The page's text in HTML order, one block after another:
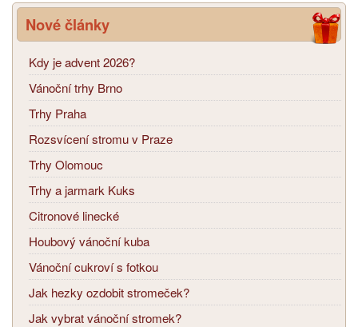
Nové články
Kdy je advent 2026?
Vánoční trhy Brno
Trhy Praha
Rozsvícení stromu v Praze
Trhy Olomouc
Trhy a jarmark Kuks
Citronové linecké
Houbový vánoční kuba
Vánoční cukroví s fotkou
Jak hezky ozdobit stromeček?
Jak vybrat vánoční stromek?